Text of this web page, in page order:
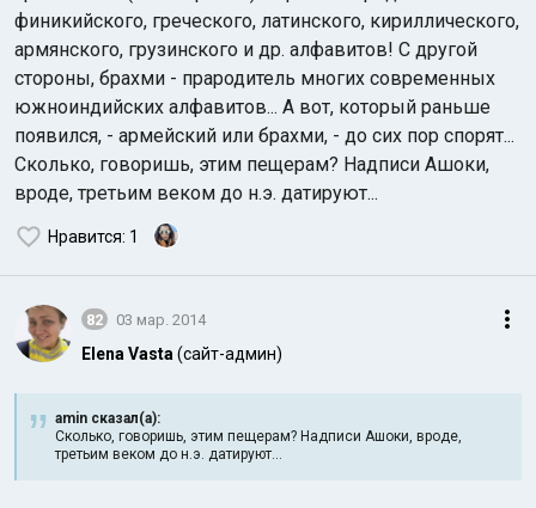
финикийского, греческого, латинского, кириллического,
армянского, грузинского и др. алфавитов! С другой
стороны, брахми - прародитель многих современных
южноиндийских алфавитов... А вот, который раньше
появился, - армейский или брахми, - до сих пор спорят...
Сколько, говоришь, этим пещерам? Надписи Ашоки,
вроде, третьим веком до н.э. датируют...
Нравится: 1
82 03 мар. 2014
Elena Vasta (сайт-админ)
amin сказал(а):
Сколько, говоришь, этим пещерам? Надписи Ашоки, вроде,
третьим веком до н.э. датируют...